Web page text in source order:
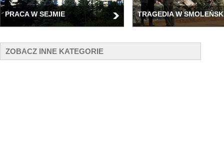
PRACA W SEJMIE TRAGEDIA W
ZOBACZ INNE KATEGORIE